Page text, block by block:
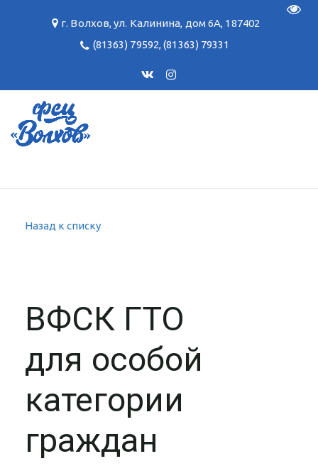
г. Волхов,ул. Калинина, дом 6А, 187402
(81363) 79592,(81363) 79331
Назад к списку
ВФСК ГТО
для особой
категории
граждан